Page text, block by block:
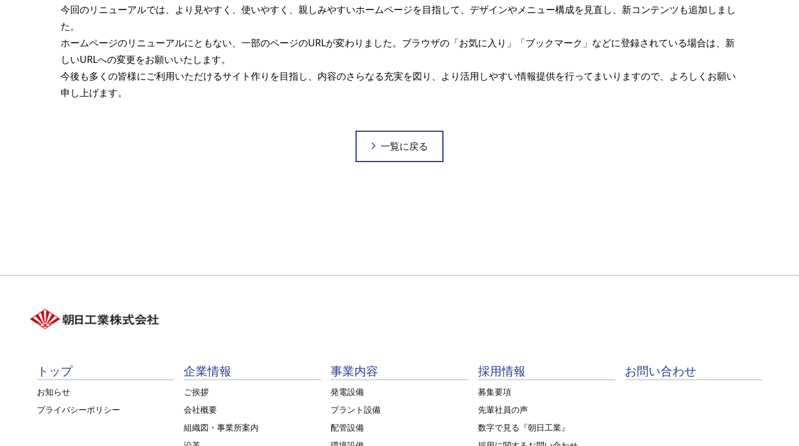
今回のリニューアルでは、より見やすく、使いやすく、親しみやすいホームページを目指して、デザインやメニュー構成を見直し、新コンテンツも追加しまし
た。
ホームページのリニューアルにともない、一部のページのURLが変わりました。ブラウザの「お気に入り」「ブックマーク」などに登録されている場合は、新
しいURLへの変更をお願いいたします。
今後も多くの皆様にご利用いただけるサイト作りを目指し、内容のさらなる充実を図り、より活用しやすい情報提供を行ってまいりますので、よろしくお願い
申し上げます。
一覧に戻る
トップ
お知らせ
プライバシーポリシー
企業情報
ご挨拶
会社概要
組織図・事業所案内
事業内容
発電設備
プラント設備
配管設備
採用情報
募集要項
先輩社員の声
数字で見る『朝日工業』
お問い合わせ